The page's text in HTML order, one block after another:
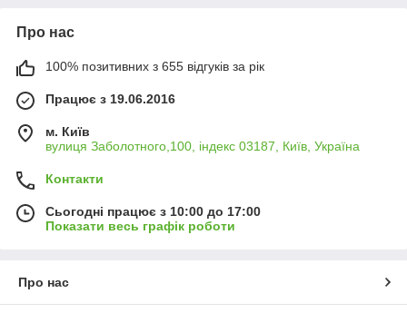
Про нас
100% позитивних з 655 відгуків за рік
Працює з 19.06.2016
м. Київ
вулиця Заболотного,100, індекс 03187, Київ, Україна
Контакти
Сьогодні працює з 10:00 до 17:00
Показати весь графік роботи
Про нас